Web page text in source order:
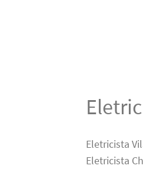
Eletricista
Eletricista